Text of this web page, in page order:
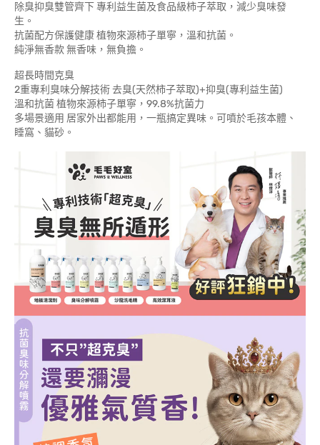
除臭抑臭雙管齊下 專利益生菌及食品級柿子萃取，減少臭味發
生。
抗菌配方保護健康 植物來源柿子單寧，溫和抗菌。
純淨無香款 無香味，無負擔。
超長時間克臭
2重專利臭味分解技術 去臭(天然柿子萃取)+抑臭(專利益生菌)
溫和抗菌 植物來源柿子單寧，99.8%抗菌力
多場景適用 居家外出都能用，一瓶搞定異味。可噴於毛孩本體、
睡窩、貓砂。